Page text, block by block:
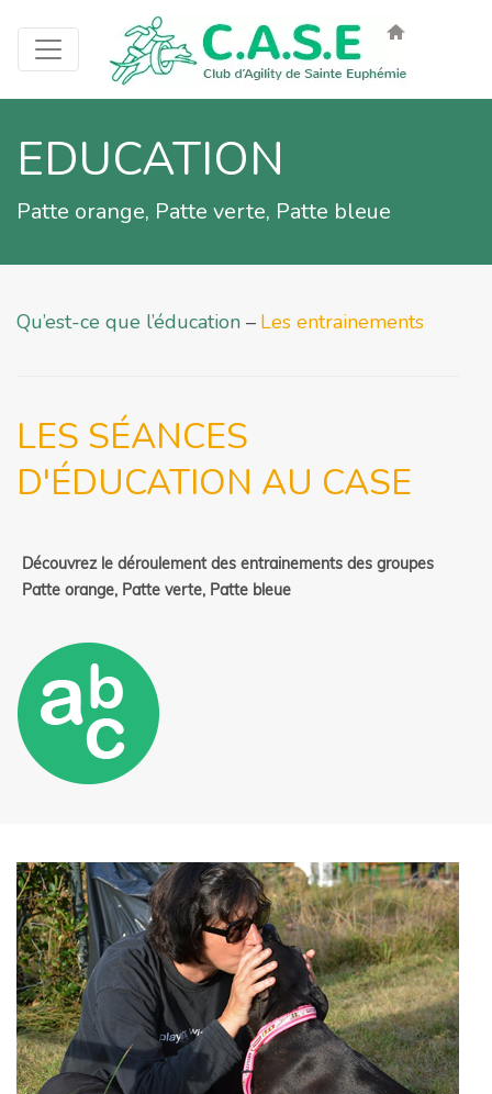
EDUCATION
Patte orange, Patte verte, Patte bleue
Qu’est-ce que l’éducation Les entrainements
LES SÉANCES
D'ÉDUCATION AU CASE
Découvrez le déroulement des entrainements des groupes
Patte orange, Patte verte, Patte bleue